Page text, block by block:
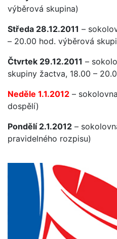
výběrová skupina)
Středa 28.12.2011 –
– 20.00 hod. výběrová
Čtvrtek 29.12.2011 –
skupiny žactva, 18.00 –
Neděle 1.1.2012 –
dospělí)
Pondělí 2.1.2012 –
pravidelného rozpisu)